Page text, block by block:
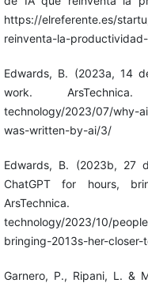
https://elreferente.es/
reinventa-la-
Edwards, B. (2023a, 14
work. ArsTechnica.
technology/2023/07/why-
was-written-by-ai/3/
Edwards, B. (2023b, 27
ChatGPT for hours,
ArsTechnica.
technology/2023/10/
bringing-2013s-her-closer-
Garnero, P., Ripani, L. &